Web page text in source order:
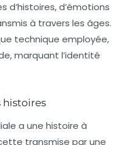
d’histoires, d’émotions
à travers les âges.
technique employée,
marquant l’identité
histoires
a une histoire à
transmise par une